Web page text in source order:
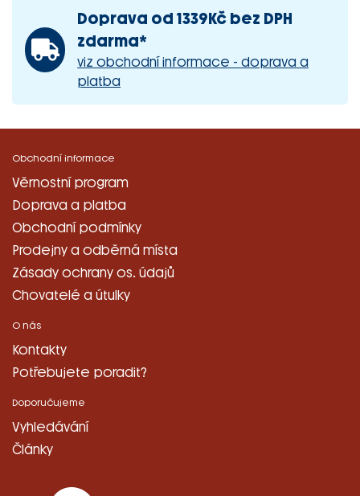
Doprava od 1339Kč bez DPH
zdarma*
viz obchodní informace - doprava a
platba
Obchodní informace
Věrnostní program
Doprava a platba
Obchodní podmínky
Prodejny a odběrná místa
Zásady ochrany os. údajů
Chovatelé a útulky
O nás
Kontakty
Potřebujete poradit?
Doporučujeme
Vyhledávání
Články